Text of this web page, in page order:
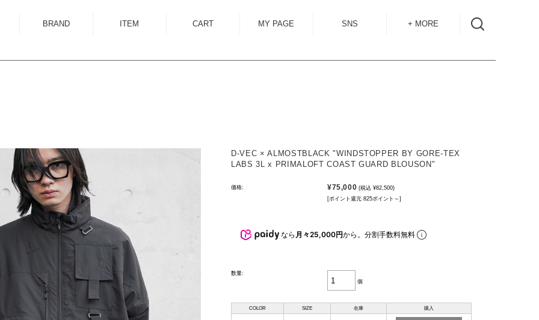
BRAND
BED J.W. FORD
BOW WOW
CUINIIE
Edwina Horl
EMAM
Garden of Eden
HAAL
HAFFMANS &
ITEM
ACCESSORY
BAG
SHOES
GIFT
WRAPPING
CART MY PAGE SNS + MORE
ACCESS
CONTACT
RECRUIT
D-VEC × ALMOSTBLACK "WINDSTOPPER BY GORE-TEX
LABS 3L x PRIMALOFT COAST GUARD BLOUSON"
価格: ¥75,000 (税込 ¥82,500)
[ポイント還元 825ポイント～]
なら 月々25,000円から。分割手数料無料
数量:
個
COLOR SIZE 在庫 購入